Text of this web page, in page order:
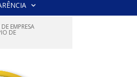
EMPRESA
DE